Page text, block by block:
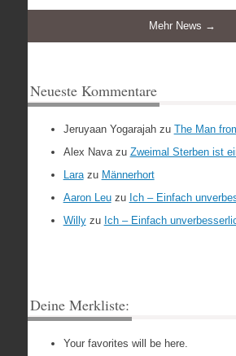
Mehr News →
Neueste Kommentare
Jeruyaan Yogarajahzu The Man
Alex Navazu Zweimal Sterben ist
Larazu Männerhort
Aaron Leuzu Ich – Einfach
Willyzu Ich – Einfach
Deine Merkliste:
Your favorites will be here.